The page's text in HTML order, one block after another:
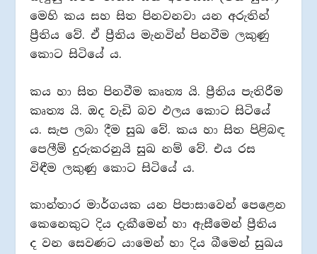
මෙහි කය සහ සිත පිනවනවා යන අරුතින්
ප්‍රීතිය වේ. ඒ ප්‍රීතිය මැනවින් පිනවීම ලකුණු
කොට සිටියේ ය.
කය හා සිත පිනවීම කෘත්‍ය යි. ප්‍රීතිය පැතිරීම
කෘත්‍ය යි. ඔද වැඩි බව ඵලය කොට සිටියේ
ය. සැප ලබා දීම සුඛ වේ. කය හා සිත පිළිබඳ
පෙලීම් දුරුකරනුයි සුඛ නම් වේ. එය රස
විඳීම ලකුණු කොට සිටියේ ය.
කාන්තාර මාර්ගයක යන පිපාසාවෙන් පෙළෙන
කෙනෙකුට දිය දැකීමෙන් හා ඇසීමෙන් ප්‍රීතිය
ද වන සෙවණට යාමෙන් හා දිය බීමෙන් සුඛය